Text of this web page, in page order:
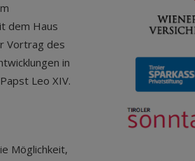
dem Haus
Vortrag des
in
Leo XIV.
Möglichkeit,